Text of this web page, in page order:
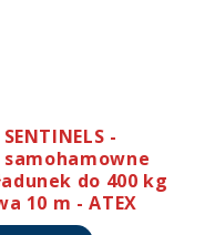
-
do 400 kg
10 m - ATEX